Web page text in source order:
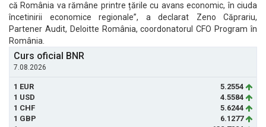
că România va rămâne printre țările cu avans economic, în ciuda
încetinirii economice regionale”, a declarat Zeno Căprariu,
Partener Audit, Deloitte România, coordonatorul CFO Program în
România.
Curs oficial BNR
7.08.2026
1 EUR
5.2554
1 USD
4.5584
1 CHF
5.6244
1 GBP
6.1277